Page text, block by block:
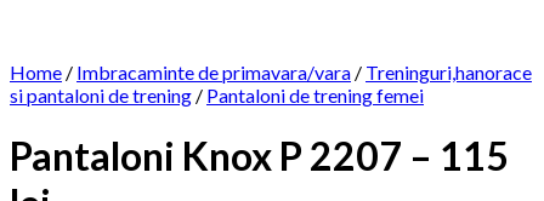
Home / Imbracaminte de primavara/vara / Treninguri,hanorace
si pantaloni de trening / Pantaloni de trening femei
Pantaloni Knox P 2207 – 115